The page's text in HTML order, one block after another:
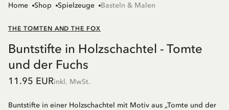
Home Shop Spielzeuge Basteln & Malen
THE TOMTEN AND THE FOX
Buntstifte in Holzschachtel - Tomte
und der Fuchs
11.95 EURinkl. MwSt.
Buntstifte in einer Holzschachtel mit Motiv aus „Tomte und der